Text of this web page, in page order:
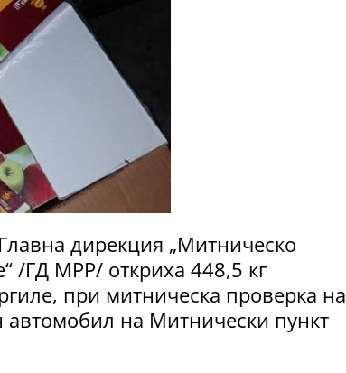
дирекция „Митническо
/ГД МРР/ откриха 448,5 кг
при митническа проверка на
автомобил на Митнически пункт